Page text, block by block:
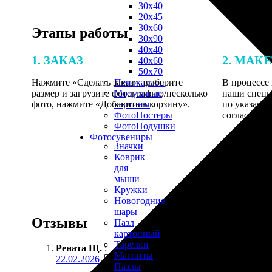
30х40
20х45
30х60
30х90
40х40
40х60
50х70
Пенокартон
Модульные
картины
ФотоПостеры
ФотоПодушки
Фотоcувениры
Значки
Коврик
для
мыши
Кружки
Новогодние
шары
Пазл
картонный
Тарелки
Магниты
Пазлы
Этапы работы
1. ЗАКАЗ
Нажмите «Сделать заказ», выберите
размер и загрузите фотографию/несколько
фото, нажмите «Добавить в корзину».
2.
В процессе
наши
по
Отзывы
Рената Щ. :
22.02.2026